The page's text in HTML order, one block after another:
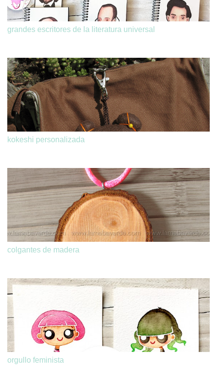
grandes escritores de la literatura universal
kokeshi personalizada
colgantes de madera
orgullo feminista